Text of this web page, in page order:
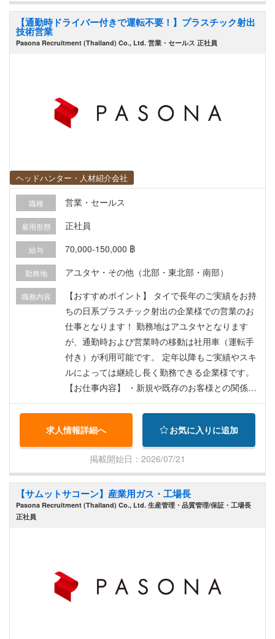
コーチング、指導、サポートを行う - マーケティ
ング、物流、カスタマーサービスなどの社内部門
と密に連携し、スムーズな事業運営を確保する -
承認し、正確性と会社方針への順守を徹底する -
効果的なアカウント管理と手厚いアフターサービ
スを通じて、顧客満足度を確保する
【通勤時ドライバー付きで運転不要！】プラスチック射出
技術営業
Pasona Recruitment (Thailand) Co., Ltd. 営業・セールス 正社員
ヘッドハンター・人材紹介会社
職種 営業・セールス
雇用形態 正社員
給与 70,000-150,000 ฿
勤務地 アユタヤ・その他（北部・東北部・南部）
職務内容
【おすすめポイント】 タイで長年のご実績をお持
ちの日系プラスチック射出の企業様での営業のお
仕事となります！ 勤務地はアユタヤとなります
が、通勤時および営業時の移動は社用車（運転手
付き）が利用可能です。 定年以降もご実績やスキ
ルによっては継続し長く勤務できる企業様です。
【お仕事内容】 ・新規や既存のお客様との関係維
持および技術説明 ・お客様とのお打合せ時の技術
面での説明および営業活動全般 ・客先訪問（営業
時は社用車での移動。運転手付き） ・社内の技術
部門との連携 ・日本国内にいらっしゃるお客様
（設計者の方等）とのお打合せ ・その他会社から
アサインされるタスク ＊ご経験内容によっては日
本本社採用も検討可能な求人となっております
求人情報詳細へ お気に入りに追加
掲載開始日：2026/07/21
【サムットサコーン】産業用ガス・工場長
Pasona Recruitment (Thailand) Co., Ltd. 生産管理・品質管理/保証・工場長
正社員